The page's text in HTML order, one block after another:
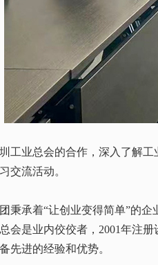
工业总会的合作，深入了解工
交流活动。
秉承着“让创业变得简单”的
会是业内佼佼者，2001年注
先进的经验和优势。